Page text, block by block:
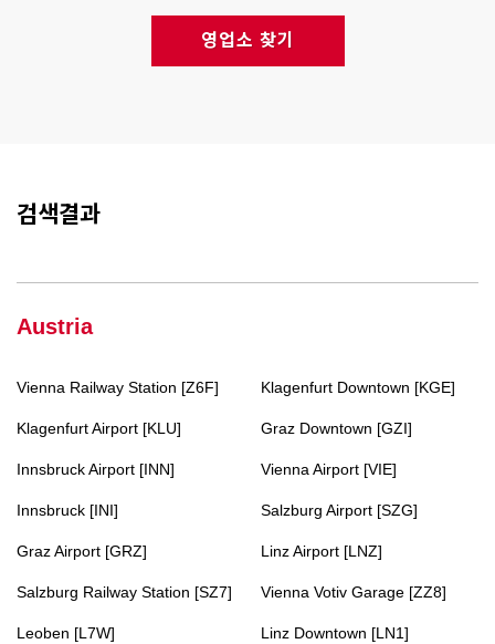
영업소 찾기
검색결과
Austria
Vienna Railway Station [Z6F] Klagenfurt Downtown [KGE]
Klagenfurt Airport [KLU] Graz Downtown [GZI]
Innsbruck Airport [INN] Vienna Airport [VIE]
Innsbruck [INI] Salzburg Airport [SZG]
Graz Airport [GRZ] Linz Airport [LNZ]
Salzburg Railway Station [SZ7] Vienna Votiv Garage [ZZ8]
Leoben [L7W] Linz Downtown [LN1]